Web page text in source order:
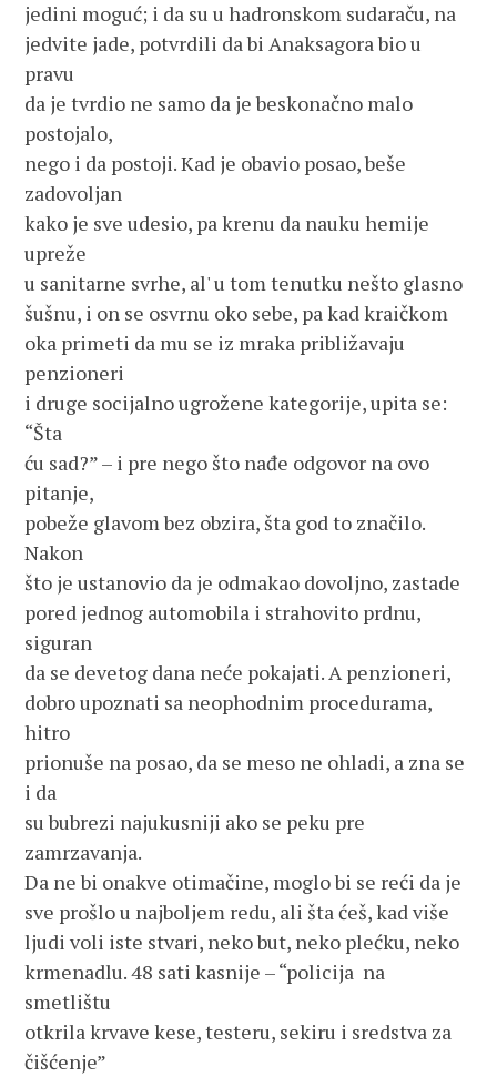
jedini moguć; i da su u hadronskom sudaraču, na
jedvite jade, potvrdili da bi Anaksagora bio u
pravu
da je tvrdio ne samo da je beskonačno malo
postojalo,
nego i da postoji. Kad je obavio posao, beše
zadovoljan
kako je sve udesio, pa krenu da nauku hemije
upreže
u sanitarne svrhe, al' u tom tenutku nešto glasno
šušnu, i on se osvrnu oko sebe, pa kad kraičkom
oka primeti da mu se iz mraka približavaju
penzioneri
i druge socijalno ugrožene kategorije, upita se:
“Šta
ću sad?” – i pre nego što nađe odgovor na ovo
pitanje,
pobeže glavom bez obzira, šta god to značilo.
Nakon
što je ustanovio da je odmakao dovoljno, zastade
pored jednog automobila i strahovito prdnu,
siguran
da se devetog dana neće pokajati. A penzioneri,
dobro upoznati sa neophodnim procedurama,
hitro
prionuše na posao, da se meso ne ohladi, a zna se
i da
su bubrezi najukusniji ako se peku pre
zamrzavanja.
Da ne bi onakve otimačine, moglo bi se reći da je
sve prošlo u najboljem redu, ali šta ćeš, kad više
ljudi voli iste stvari, neko but, neko plećku, neko
krmenadlu. 48 sati kasnije – “policija  na
smetlištu
otkrila krvave kese, testeru, sekiru i sredstva za
čišćenje”